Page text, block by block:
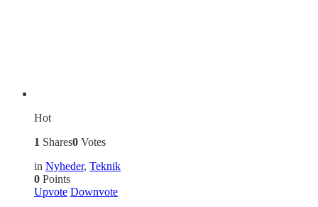
Hot
1 Shares0 Votes
in Nyheder, Teknik
0 Points
Upvote Downvote